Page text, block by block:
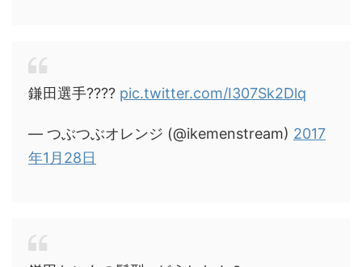
鎌田選手???? pic.twitter.com/I307Sk2Dlq
— つぶつぶオレンジ (@ikemenstream) 2017
年1月28日